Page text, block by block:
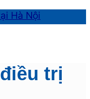
điều trị